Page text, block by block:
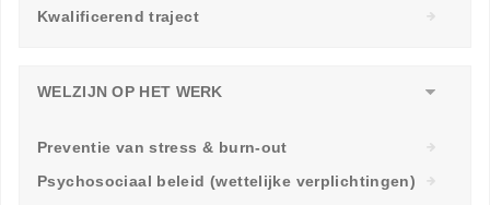
Kwalificerend traject
WELZIJN OP HET WERK
Preventie van stress & burn-out
Psychosociaal beleid (wettelijke verplichtingen)